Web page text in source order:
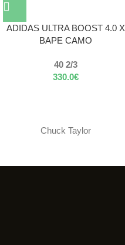
ADIDAS ULTRA BOOST 4.0 X
BAPE CAMO
40 2/3
330.0€
Chuck Taylor